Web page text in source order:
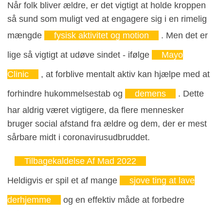
Når folk bliver ældre, er det vigtigt at holde kroppen
så sund som muligt ved at engagere sig i en rimelig
mængde
fysisk aktivitet og motion
. Men det er
lige så vigtigt at udøve sindet - ifølge
Mayo
Clinic
, at forblive mentalt aktiv kan hjælpe med at
forhindre hukommelsestab og
demens
. Dette
har aldrig været vigtigere, da flere mennesker
bruger social afstand fra ældre og dem, der er mest
sårbare midt i coronavirusudbruddet.
Tilbagekaldelse Af Mad 2022
Heldigvis er spil et af mange
sjove ting at lave
derhjemme
og en effektiv måde at forbedre